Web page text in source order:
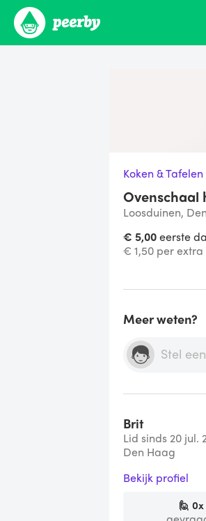
Koken & Tafelen
Ovenschaal
Loosduinen,
€ 5,00eerste
€ 1,50 per
Meer weten?
Brit
Lid sinds 20 jul.
Den Haag
Bekijk profiel
🙋0x